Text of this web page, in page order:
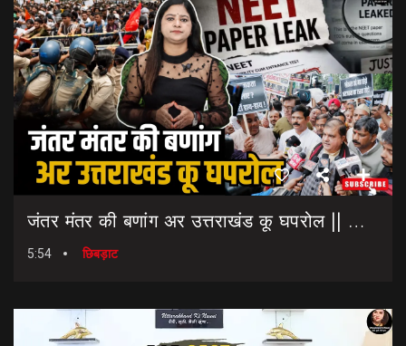
जंतर मंतर की बणांग अर उत्तराखंड कू घपरोल || NEET Paper Leak || Dharmendra Pradhan Resigns
5:54 छिबड़ाट